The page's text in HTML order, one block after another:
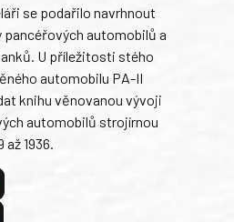
se podařilo navrhnout
automobilů a
U příležitosti stého
automobilu PA-II
knihu věnovanou vývoji
automobilů strojírnou
1936.